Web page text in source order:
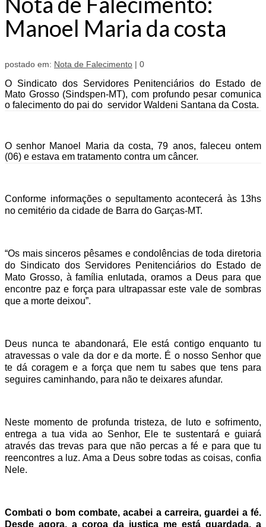
Manoel Maria da costa
postado em: Nota de Falecimento | 0
O Sindicato dos Servidores Penitenciários do Estado de
Mato Grosso (Sindspen-MT), com profundo pesar comunica
o falecimento do pai do servidor Waldeni Santana da Costa.
O senhor Manoel Maria da costa, 79 anos, faleceu ontem
(06) e estava em tratamento contra um câncer.
Conforme informações o sepultamento acontecerá às 13hs
no cemitério da cidade de Barra do Garças-MT.
“Os mais sinceros pêsames e condolências de toda diretoria
do Sindicato dos Servidores Penitenciários do Estado de
Mato Grosso, à família enlutada, oramos a Deus para que
encontre paz e força para ultrapassar este vale de sombras
que a morte deixou”.
Deus nunca te abandonará, Ele está contigo enquanto tu
atravessas o vale da dor e da morte. É o nosso Senhor que
te dá coragem e a força que nem tu sabes que tens para
seguires caminhando, para não te deixares afundar.
Neste momento de profunda tristeza, de luto e sofrimento,
entrega a tua vida ao Senhor, Ele te sustentará e guiará
através das trevas para que não percas a fé e para que tu
reencontres a luz. Ama a Deus sobre todas as coisas, confia
Nele.
Combati o bom combate, acabei a carreira, guardei a fé.
Desde agora, a coroa da justiça me está guardada, a